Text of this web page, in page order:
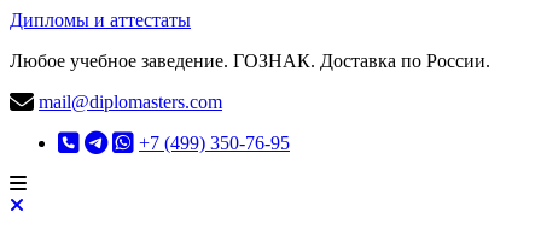
Дипломы и аттестаты
Любое учебное заведение. ГОЗНАК. Доставка по России.
mail@diplomasters.com
+7 (499) 350-76-95